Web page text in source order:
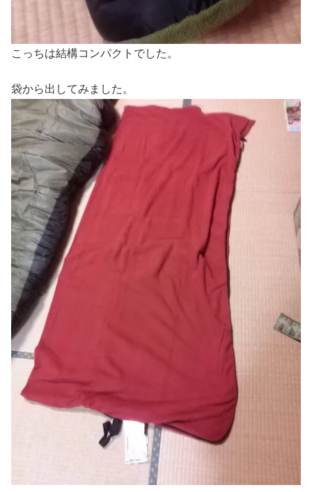
こっちは結構コンパクトでした。
袋から出してみました。